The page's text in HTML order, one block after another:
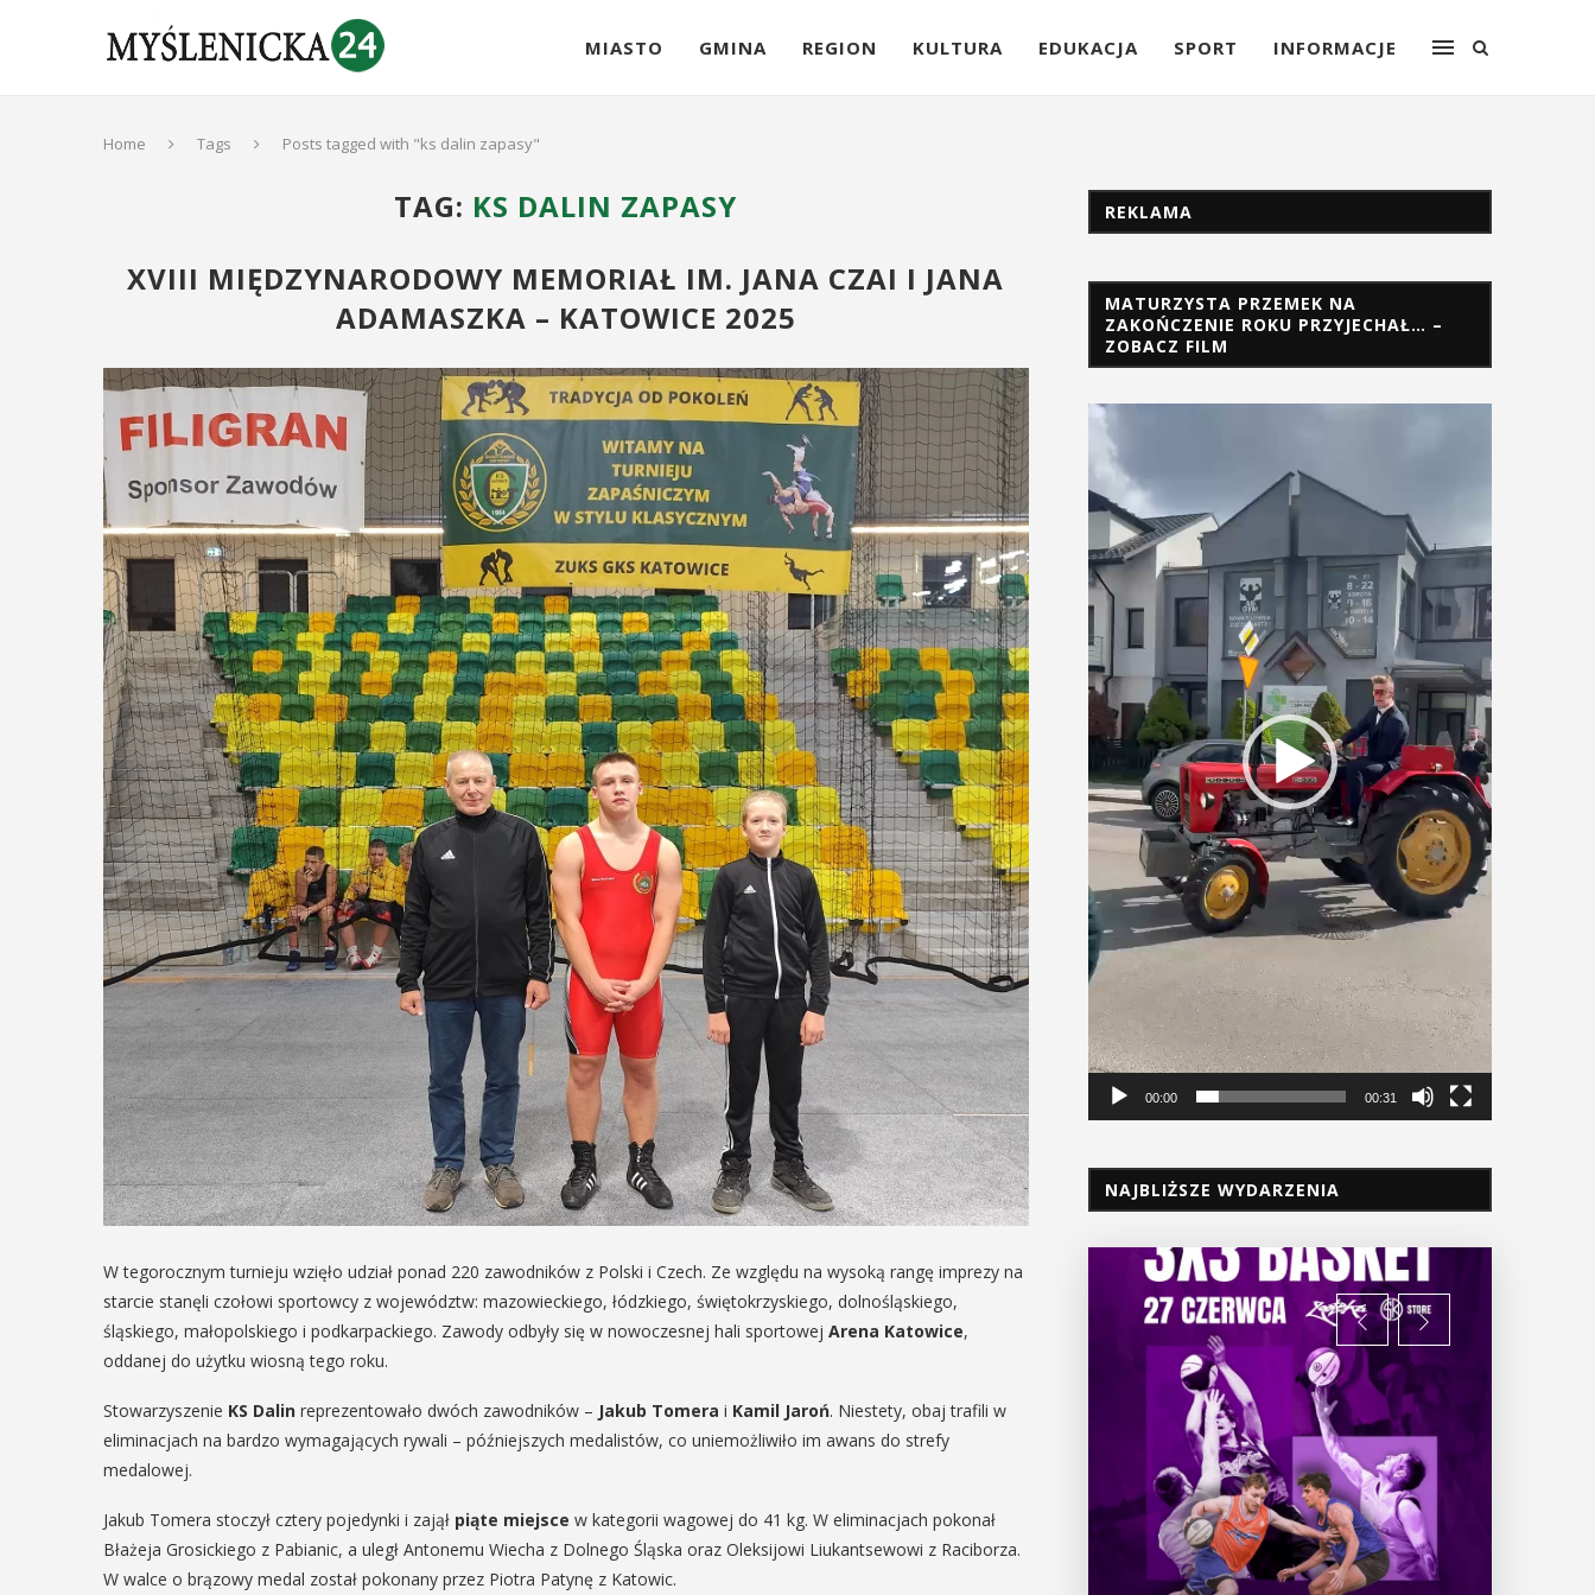
MIASTO GMINA REGION KULTURA EDUKACJA SPORT INFORMACJE
Home Tags Posts tagged with "ks dalin zapasy"
TAG: KS DALIN ZAPASY
XVIII MIĘDZYNARODOWY MEMORIAŁ IM. JANA CZAI I JANA
ADAMASZKA – KATOWICE 2025
W tegorocznym turnieju wzięło udział ponad 220 zawodników z Polski i Czech. Ze względu na wysoką rangę imprezy na
starcie stanęli czołowi sportowcy z województw: mazowieckiego, łódzkiego, świętokrzyskiego, dolnośląskiego,
śląskiego, małopolskiego i podkarpackiego. Zawody odbyły się w nowoczesnej hali sportowej Arena Katowice,
oddanej do użytku wiosną tego roku.
Stowarzyszenie KS Dalin reprezentowało dwóch zawodników – Jakub Tomera i Kamil Jaroń. Niestety, obaj trafili w
eliminacjach na bardzo wymagających rywali – późniejszych medalistów, co uniemożliwiło im awans do strefy
medalowej.
Jakub Tomera stoczył cztery pojedynki i zajął piąte miejsce w kategorii wagowej do 41 kg. W eliminacjach pokonał
Błażeja Grosickiego z Pabianic, a uległ Antonemu Wiecha z Dolnego Śląska oraz Oleksijowi Liukantsewowi z Raciborza.
W walce o brązowy medal został pokonany przez Piotra Patynę z Katowic.
REKLAMA
MATURZYSTA PRZEMEK NA
ZAKOŃCZENIE ROKU PRZYJECHAŁ… –
ZOBACZ FILM
Odtwarzacz
video
00:00 00:31
NAJBLIŻSZE WYDARZENIA